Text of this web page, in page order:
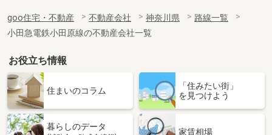
goo住宅・不動産 不動産会社 神奈川県
路線一覧
小田急電鉄小田原線の不動産会社一覧
お役立ち情報
住まいのコラム
「住みたい街」
を見つけよう
暮らしのデータ
家賃相場